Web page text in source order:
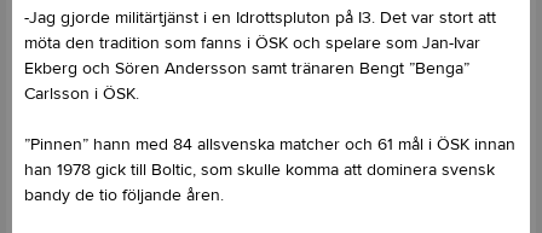
-Jag gjorde militärtjänst i en Idrottspluton på I3. Det var stort att
möta den tradition som fanns i ÖSK och spelare som Jan-Ivar
Ekberg och Sören Andersson samt tränaren Bengt ”Benga”
Carlsson i ÖSK.
”Pinnen” hann med 84 allsvenska matcher och 61 mål i ÖSK innan
han 1978 gick till Boltic, som skulle komma att dominera svensk
bandy de tio följande åren.